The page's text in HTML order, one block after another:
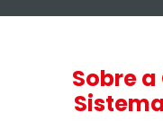
Sobre